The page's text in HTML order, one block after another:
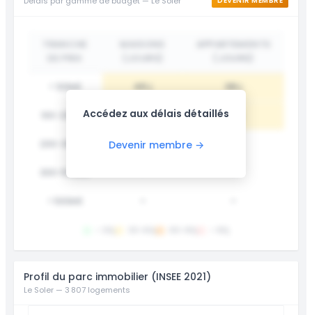
< 100k€ 45 j 38 j
100-200k€ 62 j 55 j
78 j
300-500k€
Accédez aux délais détaillés
Devenir membre →
Profil du parc immobilier (INSEE 2021)
Le Soler — 3 807 logements